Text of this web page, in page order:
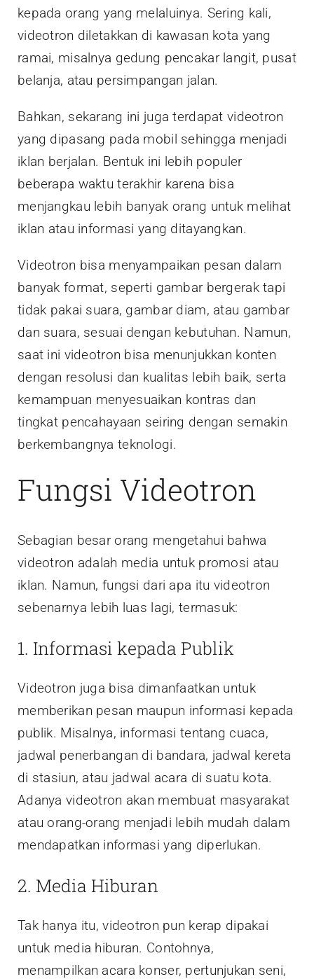
kepada orang yang melaluinya. Sering kali,
videotron diletakkan di kawasan kota yang
ramai, misalnya gedung pencakar langit, pusat
belanja, atau persimpangan jalan.
Bahkan, sekarang ini juga terdapat videotron
yang dipasang pada mobil sehingga menjadi
iklan berjalan. Bentuk ini lebih populer
beberapa waktu terakhir karena bisa
menjangkau lebih banyak orang untuk melihat
iklan atau informasi yang ditayangkan.
Videotron bisa menyampaikan pesan dalam
banyak format, seperti gambar bergerak tapi
tidak pakai suara, gambar diam, atau gambar
dan suara, sesuai dengan kebutuhan. Namun,
saat ini videotron bisa menunjukkan konten
dengan resolusi dan kualitas lebih baik, serta
kemampuan menyesuaikan kontras dan
tingkat pencahayaan seiring dengan semakin
berkembangnya teknologi.
Fungsi Videotron
Sebagian besar orang mengetahui bahwa
videotron adalah media untuk promosi atau
iklan. Namun, fungsi dari apa itu videotron
sebenarnya lebih luas lagi, termasuk:
1. Informasi kepada Publik
Videotron juga bisa dimanfaatkan untuk
memberikan pesan maupun informasi kepada
publik. Misalnya, informasi tentang cuaca,
jadwal penerbangan di bandara, jadwal kereta
di stasiun, atau jadwal acara di suatu kota.
Adanya videotron akan membuat masyarakat
atau orang-orang menjadi lebih mudah dalam
mendapatkan informasi yang diperlukan.
2. Media Hiburan
Tak hanya itu, videotron pun kerap dipakai
untuk media hiburan. Contohnya,
menampilkan acara konser, pertunjukan seni,